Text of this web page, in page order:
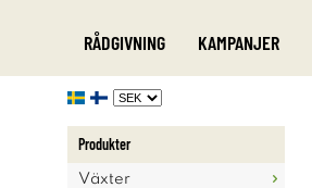
RÅDGIVNING KAMPANJER
Produkter
Växter